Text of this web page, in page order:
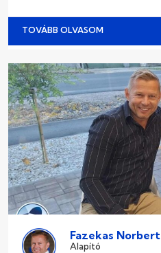
TOVÁBB OLVASOM
Fazekas Norbert
Alapító